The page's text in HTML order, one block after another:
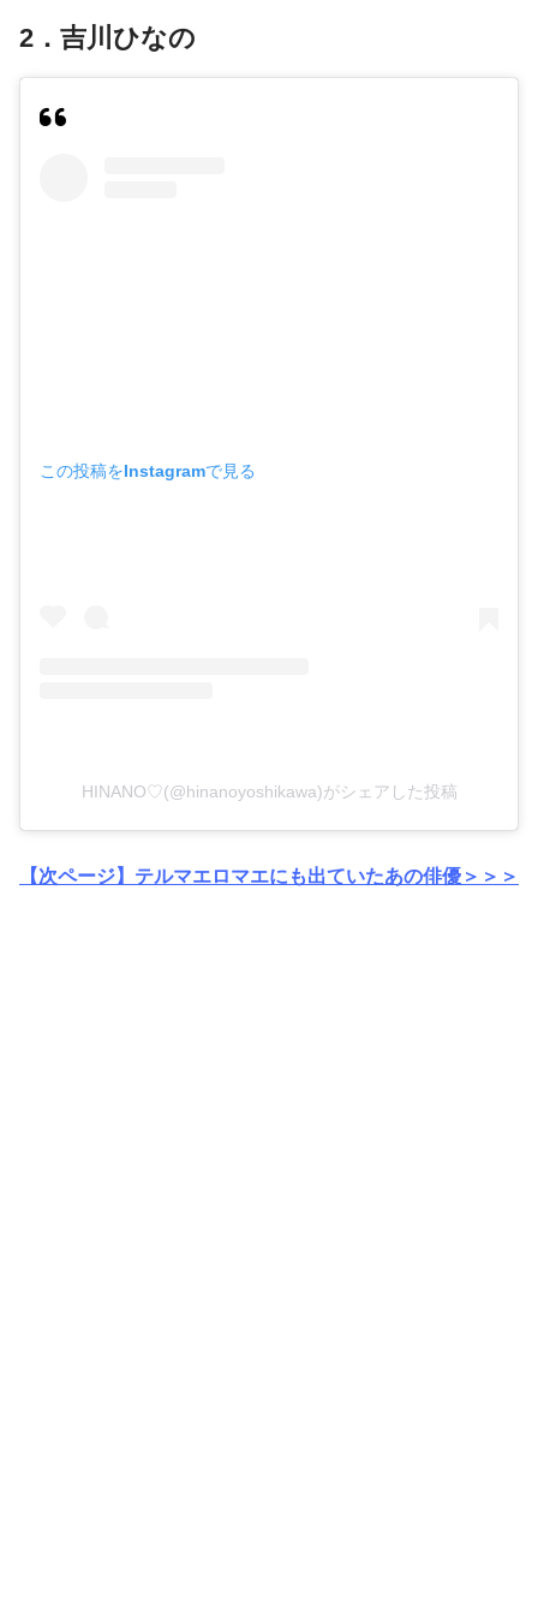
2．吉川ひなの
この投稿をInstagramで見る
HINANO♡(@hinanoyoshikawa)がシェアした投稿
【次ページ】テルマエロマエにも出ていたあの俳優＞＞＞